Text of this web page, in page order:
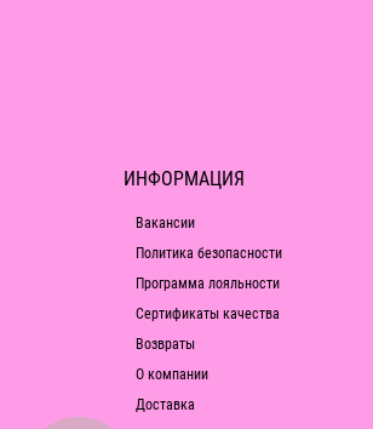
ИНФОРМАЦИЯ
Вакансии
Политика безопасности
Программа лояльности
Сертификаты качества
Возвраты
О компании
Доставка